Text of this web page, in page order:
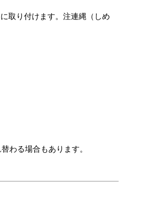
取り付けます。注連縄（しめ
わる場合もあります。